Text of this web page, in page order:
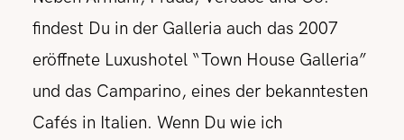
findest Du in der Galleria auch das 2007
eröffnete Luxushotel “Town House Galleria”
und das Camparino, eines der bekanntesten
Cafés in Italien. Wenn Du wie ich